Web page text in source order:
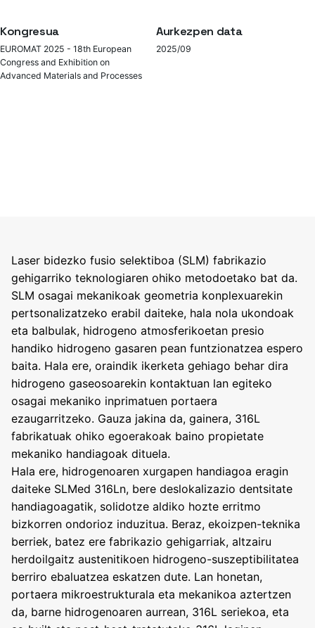
Kongresua
EUROMAT 2025 - 18th European
Congress and Exhibition on
Advanced Materials and Processes
Aurkezpen data
2025/09
Laser bidezko fusio selektiboa (SLM) fabrikazio
gehigarriko teknologiaren ohiko metodoetako bat da.
SLM osagai mekanikoak geometria konplexuarekin
pertsonalizatzeko erabil daiteke, hala nola ukondoak
eta balbulak, hidrogeno atmosferikoetan presio
handiko hidrogeno gasaren pean funtzionatzea espero
baita. Hala ere, oraindik ikerketa gehiago behar dira
hidrogeno gaseosoarekin kontaktuan lan egiteko
osagai mekaniko inprimatuen portaera
ezaugarritzeko. Gauza jakina da, gainera, 316L
fabrikatuak ohiko egoerakoak baino propietate
mekaniko handiagoak dituela.
Hala ere, hidrogenoaren xurgapen handiagoa eragin
daiteke SLMed 316Ln, bere deslokalizazio dentsitate
handiagoagatik, solidotze aldiko hozte erritmo
bizkorren ondorioz induzitua. Beraz, ekoizpen-teknika
berriek, batez ere fabrikazio gehigarriak, altzairu
herdoilgaitz austenitikoen hidrogeno-suszeptibilitatea
berriro ebaluatzea eskatzen dute. Lan honetan,
portaera mikroestrukturala eta mekanikoa aztertzen
da, barne hidrogenoaren aurrean, 316L seriekoa, eta